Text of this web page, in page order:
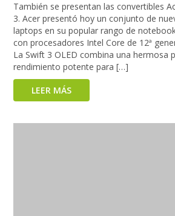
También se presentan las convertibles
3. Acer presentó hoy un conjunto de
laptops en su popular rango de
con procesadores Intel Core de 12ª
La Swift 3 OLED combina una hermosa
rendimiento potente para […]
LEER MÁS